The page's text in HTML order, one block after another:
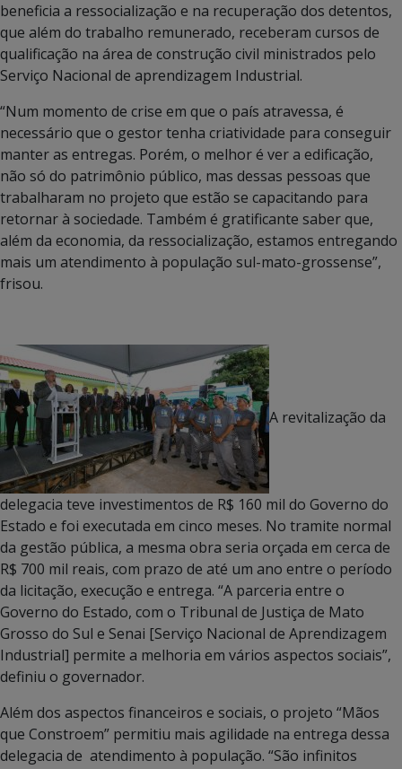
beneficia a ressocialização e na recuperação dos detentos,
que além do trabalho remunerado, receberam cursos de
qualificação na área de construção civil ministrados pelo
Serviço Nacional de aprendizagem Industrial.
“Num momento de crise em que o país atravessa, é
necessário que o gestor tenha criatividade para conseguir
manter as entregas. Porém, o melhor é ver a edificação,
não só do patrimônio público, mas dessas pessoas que
trabalharam no projeto que estão se capacitando para
retornar à sociedade. Também é gratificante saber que,
além da economia, da ressocialização, estamos entregando
mais um atendimento à população sul-mato-grossense”,
frisou.
A revitalização da
delegacia teve investimentos de R$ 160 mil do Governo do
Estado e foi executada em cinco meses. No tramite normal
da gestão pública, a mesma obra seria orçada em cerca de
R$ 700 mil reais, com prazo de até um ano entre o período
da licitação, execução e entrega. “A parceria entre o
Governo do Estado, com o Tribunal de Justiça de Mato
Grosso do Sul e Senai [Serviço Nacional de Aprendizagem
Industrial] permite a melhoria em vários aspectos sociais”,
definiu o governador.
Além dos aspectos financeiros e sociais, o projeto “Mãos
que Constroem” permitiu mais agilidade na entrega dessa
delegacia de atendimento à população. “São infinitos